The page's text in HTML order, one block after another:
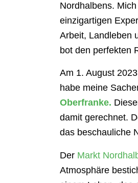
Nordhalbens.
einzigartigen
Arbeit, Landleben
bot den perfekten
Am 1. August
habe meine
Oberfranke.
damit gerechnet.
das beschauliche
Der Markt
Atmosphäre